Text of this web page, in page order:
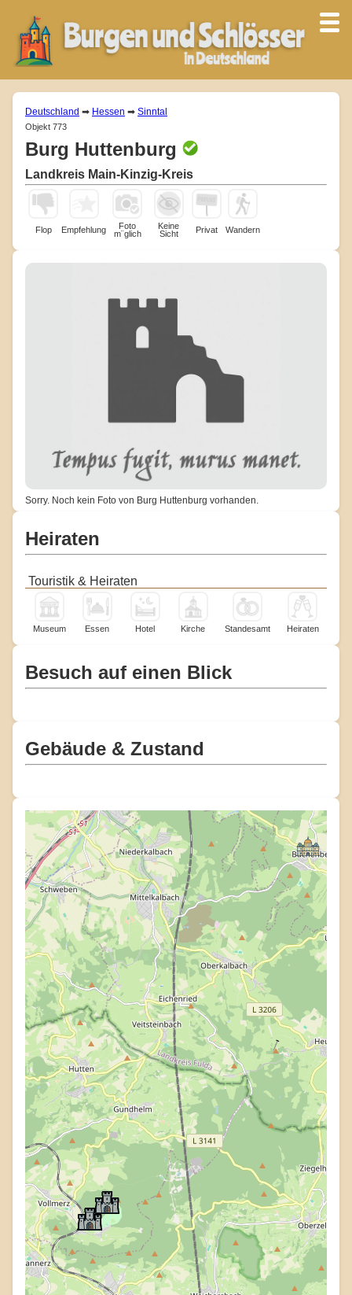
Deutschland ➡ Hessen ➡ Sinntal
Objekt 773
Burg Huttenburg
Landkreis Main-Kinzig-Kreis
Flop Empfehlung
Foto
m¨glich
Keine
Sicht
Privat Wandern
Sorry. Noch kein Foto von Burg Huttenburg vorhanden.
Heiraten
Touristik & Heiraten
Museum Essen Hotel Kirche Standesamt Heiraten
Besuch auf einen Blick
Gebäude & Zustand